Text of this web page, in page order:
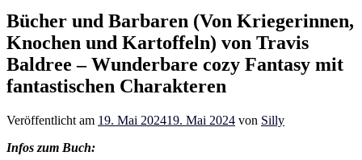
Bücher und Barbaren (Von Kriegerinnen,
Knochen und Kartoffeln) von Travis
Baldree – Wunderbare cozy Fantasy mit
fantastischen Charakteren
Veröffentlicht am 19. Mai 202419. Mai 2024 von Silly
Infos zum Buch: